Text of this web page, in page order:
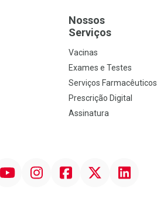
Nossos
Serviços
Vacinas
Exames e Testes
Serviços Farmacêuticos
Prescrição Digital
Assinatura
InstagramFacebookTwitter Linkedin